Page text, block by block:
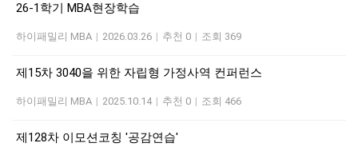
26-1학기 MBA현장학습
하이패밀리 MBA | 2026.03.26 | 추천 0 | 조회 369
제15차 3040을 위한 자립형 가정사역 컨퍼런스
하이패밀리 MBA | 2025.10.14 | 추천 0 | 조회 466
제128차 이모션코칭 '공감연습'